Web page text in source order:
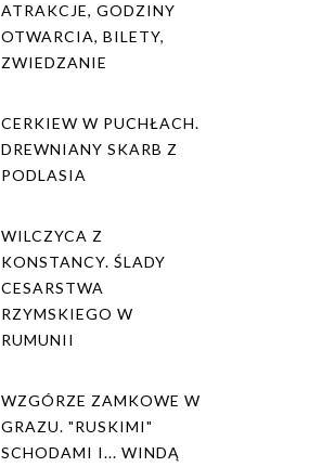
ATRAKCJE, GODZINY
OTWARCIA, BILETY,
ZWIEDZANIE
CERKIEW W PUCHŁACH.
DREWNIANY SKARB Z
PODLASIA
WILCZYCA Z
KONSTANCY. ŚLADY
CESARSTWA
RZYMSKIEGO W
RUMUNII
WZGÓRZE ZAMKOWE W
GRAZU. "RUSKIMI"
SCHODAMI I... WINDĄ